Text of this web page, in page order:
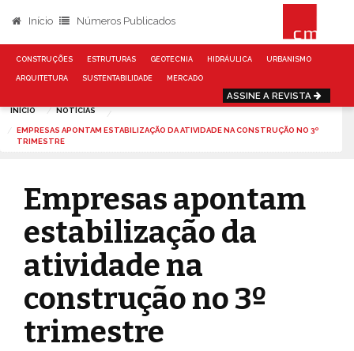
Início Números Publicados
CONSTRUÇÕES ESTRUTURAS GEOTECNIA HIDRÁULICA URBANISMO
ARQUITETURA SUSTENTABILIDADE MERCADO
ASSINE A REVISTA
INÍCIO NOTÍCIAS
EMPRESAS APONTAM ESTABILIZAÇÃO DA ATIVIDADE NA CONSTRUÇÃO NO 3º
TRIMESTRE
Empresas apontam
estabilização da
atividade na
construção no 3º
trimestre